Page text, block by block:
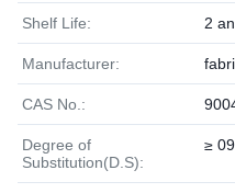
Shelf Life: 2
Manufacturer:
CAS No.:
Degree of
Substitution(D.S):
≥